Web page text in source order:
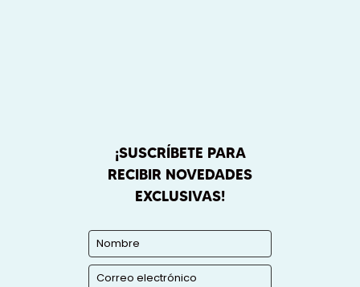
¡SUSCRÍBETE PARA
RECIBIR NOVEDADES
EXCLUSIVAS!